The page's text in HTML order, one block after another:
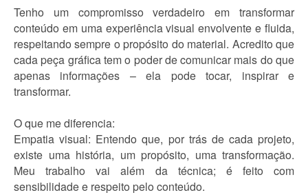
Tenho um compromisso verdadeiro em transformar
conteúdo em uma experiência visual envolvente e fluida,
respeitando sempre o propósito do material. Acredito que
cada peça gráfica tem o poder de comunicar mais do que
apenas informações – ela pode tocar, inspirar e
transformar.
O que me diferencia:
Empatia visual: Entendo que, por trás de cada projeto,
existe uma história, um propósito, uma transformação.
Meu trabalho vai além da técnica; é feito com
sensibilidade e respeito pelo conteúdo.